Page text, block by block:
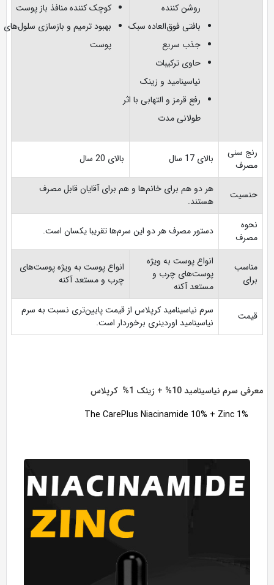
روشن کننده
بافتی فوق‌العاده سبک
جذب سریع
حاوی ترکیبات
نیاسینامید و زینک
رفع قرمز و التهابی با اثر
طولانی مدت
کوچک کننده منافذ باز پوست
بهبود ترمیم و بازسازی سلول‌های
پوست
رنج سنی
مصرف
بالای 17 سال بالای 20 سال
حنسیت
هر دو هم برای خانم‌ها و هم برای آقایان قابل مصرف
هستند.
نحوه
مصرف
دستور مصرف هر دو این سرم‌ها تقریبا یکسان است.
مناسب
برای
انواع پوست به ویژه
پوست‌های چرب و
مستعد آکنه
انواع پوست به ویژه پوست‌های
چرب و مستعد آکنه
قیمت
سرم نیاسینامید کرپلاس از قیمت پایین‌تری نسبت به سرم
نیاسینامید اوردینری برخوردار است.
معرفی سرم نیاسینامید 10% + زینک 1% کرپلاس
The CarePlus Niacinamide 10% + Zinc 1%